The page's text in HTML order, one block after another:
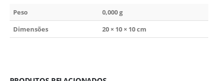
Peso
0,000 g
Dimensões
20 × 10 × 10 cm